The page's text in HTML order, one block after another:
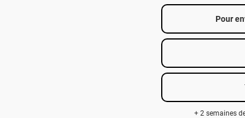
Pour
+ 2 semaines